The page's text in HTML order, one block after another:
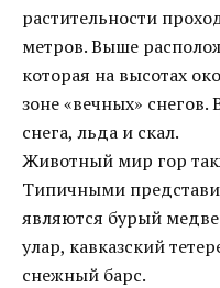
растительности
метров. Выше
которая на высотах
зоне «вечных»
снега, льда и скал.
Животный мир гор
Типичными
являются бурый
улар, кавказский
снежный барс.